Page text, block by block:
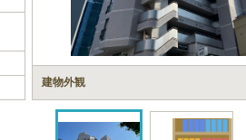
建物外観